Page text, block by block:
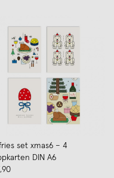
set xmas6 – 4
DIN A6